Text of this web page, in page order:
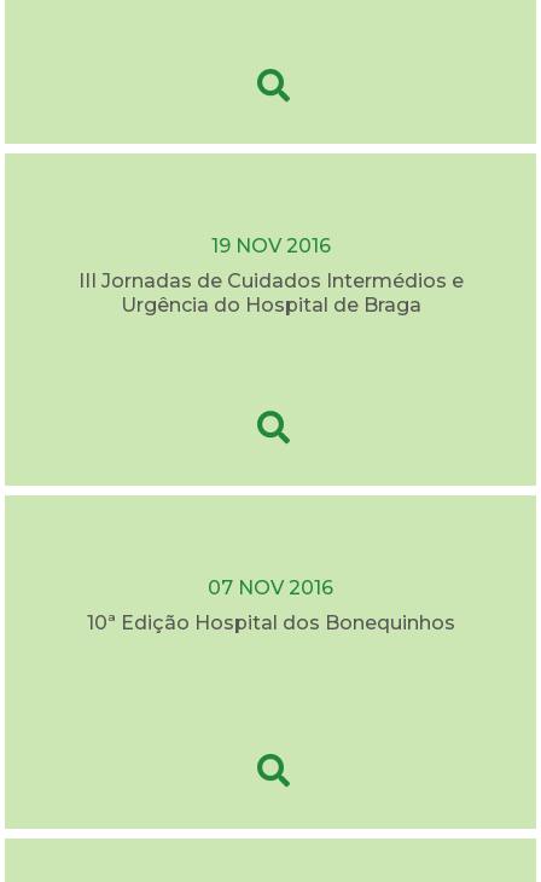
19 NOV 2016
III Jornadas de Cuidados Intermédios e
Urgência do Hospital de Braga
07 NOV 2016
10ª Edição Hospital dos Bonequinhos